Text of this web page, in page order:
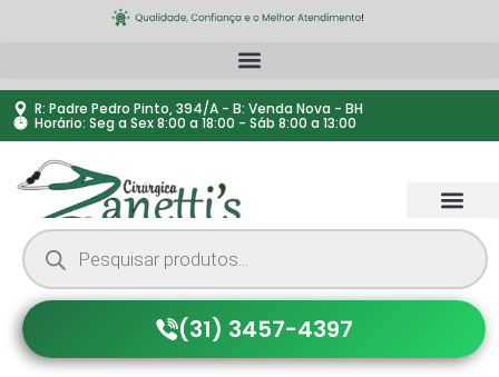
R: Padre Pedro Pinto, 394/A - B: Venda Nova - BH
Horário: Seg a Sex 8:00 a 18:00 - Sáb 8:00 a 13:00
(31) 3457-4397